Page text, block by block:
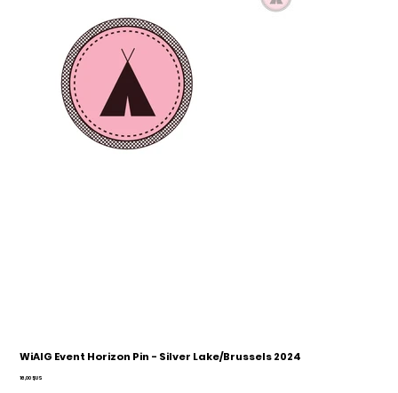
WiAIG Event Horizon Pin - Silver Lake/Brussels 2024
Prix
16,00 $US